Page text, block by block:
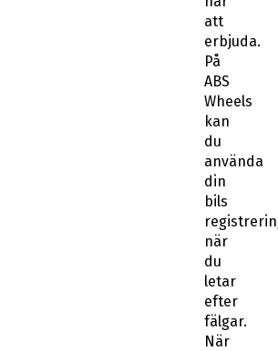
att
erbjuda.
På
ABS
Wheels
kan
du
använda
din
bils
när
du
letar
efter
fälgar.
När